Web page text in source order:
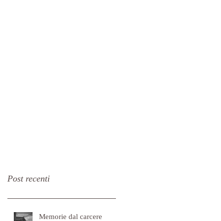
Post recenti
Memorie dal carcere